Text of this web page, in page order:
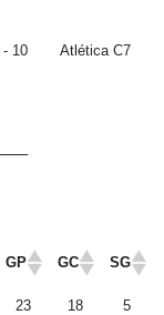
- 10 Atlética C7
GP GC SG
23 18 5